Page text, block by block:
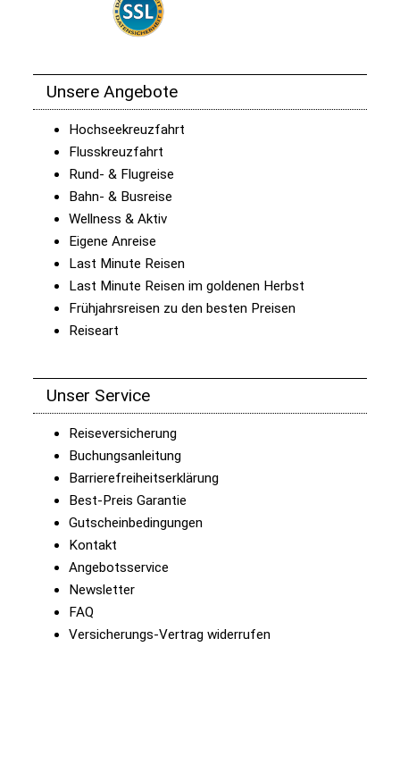
Unsere Angebote
Hochseekreuzfahrt
Flusskreuzfahrt
Rund- & Flugreise
Bahn- & Busreise
Wellness & Aktiv
Eigene Anreise
Last Minute Reisen
Last Minute Reisen im goldenen Herbst
Frühjahrsreisen zu den besten Preisen
Reiseart
Unser Service
Reiseversicherung
Buchungsanleitung
Barrierefreiheitserklärung
Best-Preis Garantie
Gutscheinbedingungen
Kontakt
Angebotsservice
Newsletter
FAQ
Versicherungs-Vertrag widerrufen